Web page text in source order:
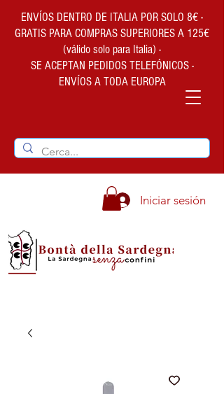
ENVÍOS DENTRO DE ITALIA POR SOLO 8€ -
GRATIS PARA COMPRAS SUPERIORES A 125€
(válido solo para Italia) -
SE ACEPTAN PEDIDOS TELEFÓNICOS -
ENVÍOS A TODA EUROPA
Iniciar sesión